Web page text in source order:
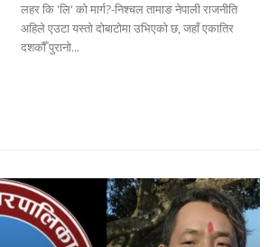
लहर कि 'लि' को मार्ग?-​निश्चल तामाङ ​नेपाली राजनीति
अहिले एउटा यस्तो दोबाटोमा उभिएको छ, जहाँ एकातिर
दशकौँ पुरानो...